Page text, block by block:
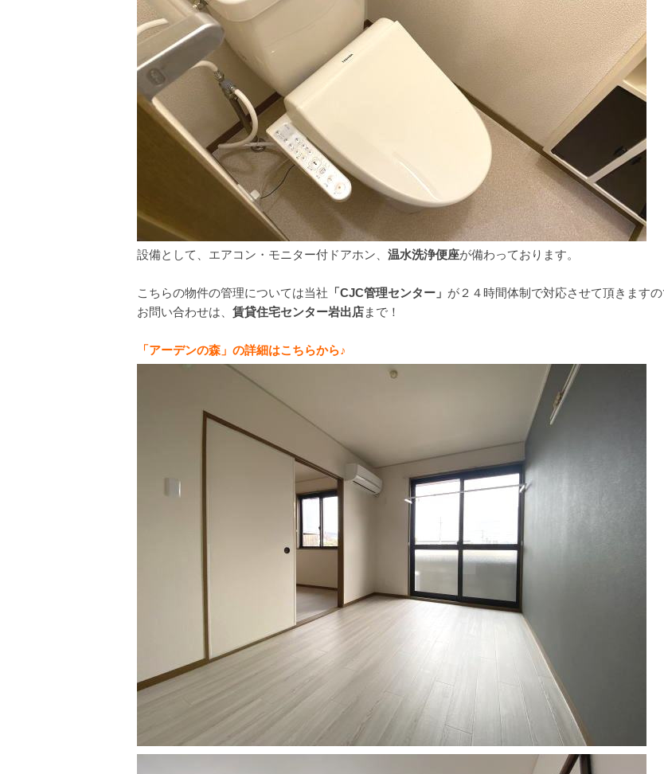
設備として、エアコン・モニター付ドアホン、 温水洗浄便座が備わっております。
こちらの物件の管理については当社 「CJC管理センター」 が２４時間体制で対応させて頂きます
お問い合わせは、 賃貸住宅センター岩出店まで！
「アーデンの森」の詳細はこちらから♪